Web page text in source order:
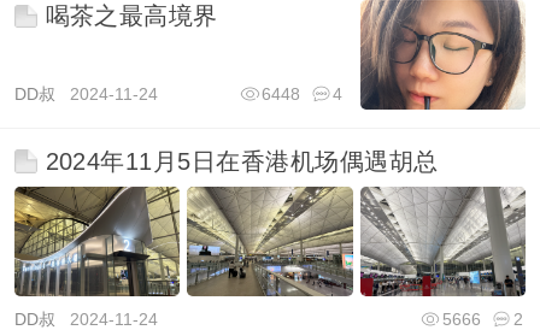
喝茶之最高境界
DD叔 2024-11-24 4
6448
2024年11月5日在香港机场偶遇胡总
DD叔 2024-11-24 2
5666